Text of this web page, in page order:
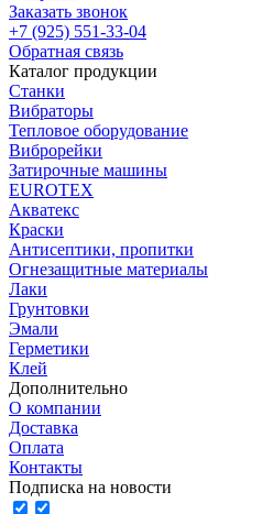
Заказать звонок
+7 (925) 551-33-04
Обратная связь
Каталог продукции
Станки
Вибраторы
Тепловое оборудование
Виброрейки
Затирочные машины
EUROTEX
Акватекс
Краски
Антисептики, пропитки
Огнезащитные материалы
Лаки
Грунтовки
Эмали
Герметики
Клей
Дополнительно
О компании
Доставка
Оплата
Контакты
Подписка на новости